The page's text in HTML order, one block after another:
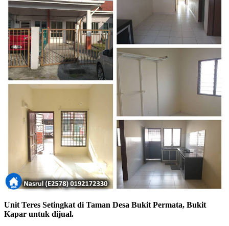
Unit Teres Setingkat di Taman Desa Bukit Permata, Bukit
Kapar untuk dijual.